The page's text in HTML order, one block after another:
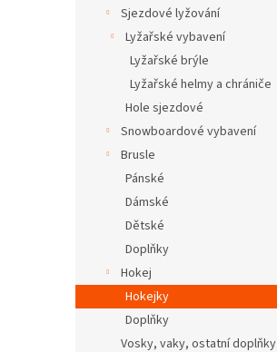
Sjezdové lyžování
Lyžařské vybavení
Lyžařské brýle
Lyžařské helmy a chrániče
Hole sjezdové
Snowboardové vybavení
Brusle
Pánské
Dámské
Dětské
Doplňky
Hokej
Hokejky
Doplňky
Vosky, vaky, ostatní doplňky